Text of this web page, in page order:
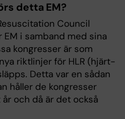
detta EM?
Council
EM i samband med sina
kongresser är som
riktlinjer för HLR (hjärt-
Detta var en sådan
håller de kongresser
och då är det också